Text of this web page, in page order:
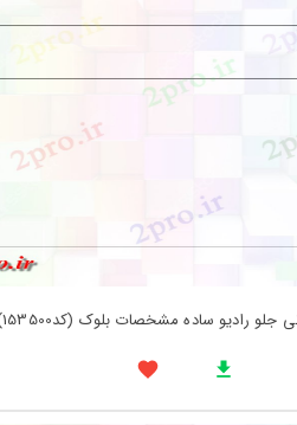
رادیو ساده مشخصات بلوک (کد153500)